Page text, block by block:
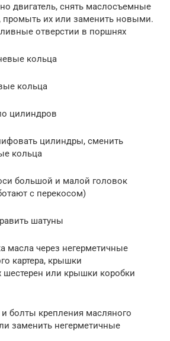
двигатель, снять маслосъемные
их или заменить новыми.
отверстии в поршнях
кольца
кольца
цилиндров
цилиндры, сменить
кольца
большой и малой головок
с перекосом)
шатуны
масла через негерметичные
картера, крышки
шестерен или крышки коробки
болты крепления масляного
заменить негерметичные